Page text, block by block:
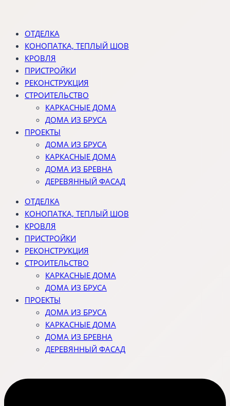
ОТДЕЛКА
КОНОПАТКА, ТЕПЛЫЙ ШОВ
КРОВЛЯ
ПРИСТРОЙКИ
РЕКОНСТРУКЦИЯ
СТРОИТЕЛЬСТВО
КАРКАСНЫЕ ДОМА
ДОМА ИЗ БРУСА
ПРОЕКТЫ
ДОМА ИЗ БРУСА
КАРКАСНЫЕ ДОМА
ДОМА ИЗ БРЕВНА
ДЕРЕВЯННЫЙ ФАСАД
ОТДЕЛКА
КОНОПАТКА, ТЕПЛЫЙ ШОВ
КРОВЛЯ
ПРИСТРОЙКИ
РЕКОНСТРУКЦИЯ
СТРОИТЕЛЬСТВО
КАРКАСНЫЕ ДОМА
ДОМА ИЗ БРУСА
ПРОЕКТЫ
ДОМА ИЗ БРУСА
КАРКАСНЫЕ ДОМА
ДОМА ИЗ БРЕВНА
ДЕРЕВЯННЫЙ ФАСАД